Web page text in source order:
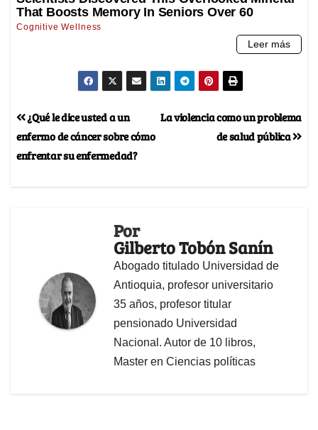
La violencia como un problema
de salud pública
¿Qué le dice usted a un
enfermo de cáncer sobre cómo
enfrentar su enfermedad?
Por
Gilberto Tobón Sanín
Abogado titulado Universidad de
Antioquia, profesor universitario
35 años, profesor titular
pensionado Universidad
Nacional. Autor de 10 libros,
Master en Ciencias políticas